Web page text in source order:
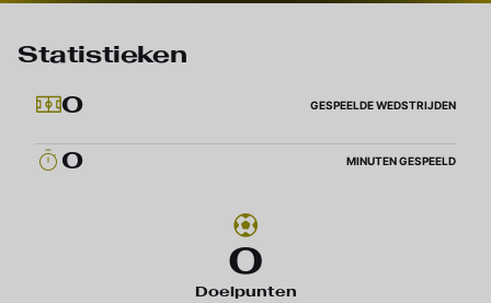
Statistieken
0
GESPEELDE WEDSTRIJDEN
0 MINUTEN GESPEELD
0
Doelpunten